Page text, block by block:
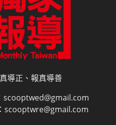
導正、報真導善
scooptwed@gmail.com
scooptwre@gmail.com